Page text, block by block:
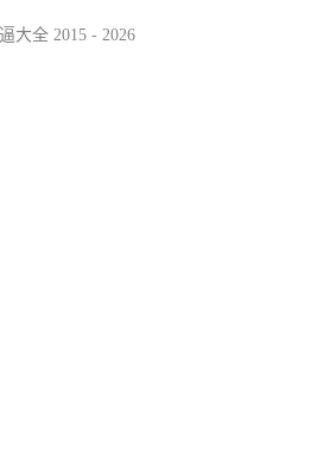
大全 2015 - 2026